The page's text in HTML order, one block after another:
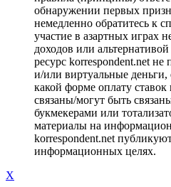
обнаружении первых
немедленно обратитесь к
участие в азартных играх
доходов или
ресурс korrespondent.net
и/или виртуальные
какой форме оплату
связаны/могут быть
букмекерами или
материалы на
korrespondent.net
информационных целях.
X